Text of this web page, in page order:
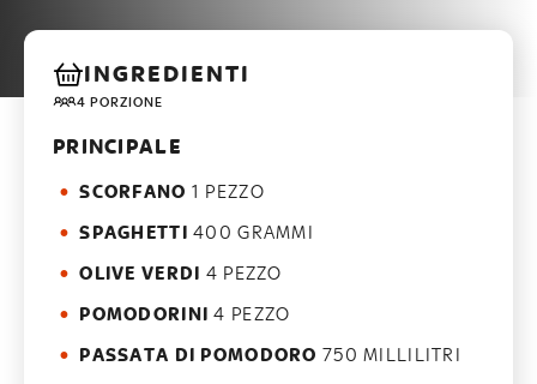
INGREDIENTI
4 PORZIONE
PRINCIPALE
SCORFANO 1 PEZZO
SPAGHETTI 400 GRAMMI
OLIVE VERDI 4 PEZZO
POMODORINI 4 PEZZO
PASSATA DI POMODORO 750 MILLILITRI